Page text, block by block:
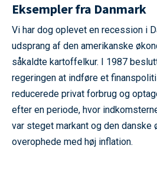
Eksempler fra Danmark
Vi har dog oplevet en recession i
udsprang af den amerikanske
såkaldte kartoffelkur. I 1987
regeringen at indføre et
reducerede privat forbrug og
efter en periode, hvor
var steget markant og den danske
overophede med høj inflation.